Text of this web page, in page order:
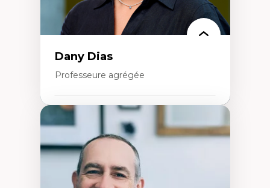
hautes technologies
Féminismes et nouvelles technologies
Dany Dias
Professeure agrégée
Pédagogies critiques et justice sociale
Éthique relationnelle et sollicitude en
éducation
Décolonisation et autochtonisation de la
formation à l’enseignement
Littératie et didactique du français